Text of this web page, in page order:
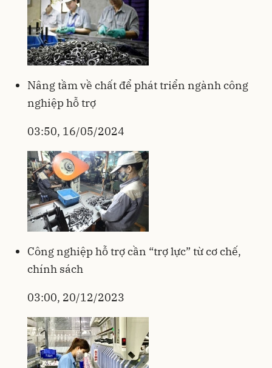
Nâng tầm về chất để phát triển ngành công
nghiệp hỗ trợ
03:50, 16/05/2024
Công nghiệp hỗ trợ cần “trợ lực” từ cơ chế,
chính sách
03:00, 20/12/2023